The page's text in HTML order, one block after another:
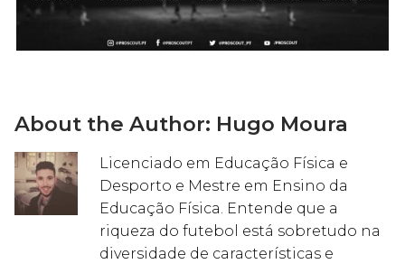
About the Author: Hugo Moura
Licenciado em Educação Física e
Desporto e Mestre em Ensino da
Educação Física. Entende que a
riqueza do futebol está sobretudo na
diversidade de características e